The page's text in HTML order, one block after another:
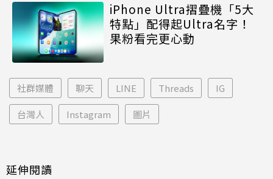
iPhone Ultra摺疊機「5大
特點」配得起Ultra名字！
果粉看完更心動
社群媒體 聊天 LINE Threads IG
台灣人 Instagram 圖片
延伸閱讀